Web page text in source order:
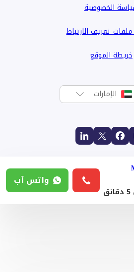
الخصوصية
تعريف الارتباط
خريطة الموقع
الإمارات
واتس آب